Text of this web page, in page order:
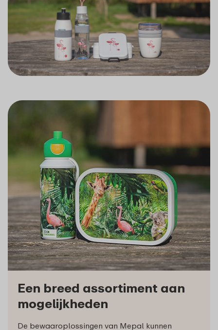
Een breed assortiment aan
mogelijkheden
De bewaaroplossingen van Mepal kunnen